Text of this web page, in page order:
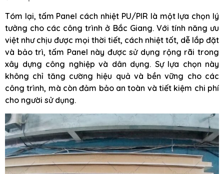
Tóm lại, tấm Panel cách nhiệt PU/PIR là một lựa chọn lý
tưởng cho các công trình ở Bắc Giang. Với tính năng ưu
việt như chịu được mọi thời tiết, cách nhiệt tốt, dễ lắp đặt
và bảo trì, tấm Panel này được sử dụng rộng rãi trong
xây dựng công nghiệp và dân dụng. Sự lựa chọn này
không chỉ tăng cường hiệu quả và bền vững cho các
công trình, mà còn đảm bảo an toàn và tiết kiệm chi phí
cho người sử dụng.